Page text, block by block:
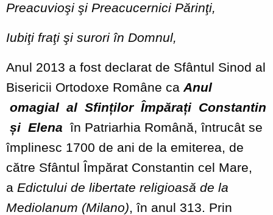
Preacuvioşi şi Preacucernici Părinţi,
Iubiţi fraţi şi surori în Domnul,
Anul 2013 a fost declarat de Sfântul Sinod al
Bisericii Ortodoxe Române ca Anul
omagial al Sfinților Împărați Constantin
și Elenaîn Patriarhia Română, întrucât se
împlinesc 1700 de ani de la emiterea, de
către Sfântul Împărat Constantin cel Mare,
a Edictului de libertate religioasă de la
Mediolanum (Milano), în anul 313. Prin